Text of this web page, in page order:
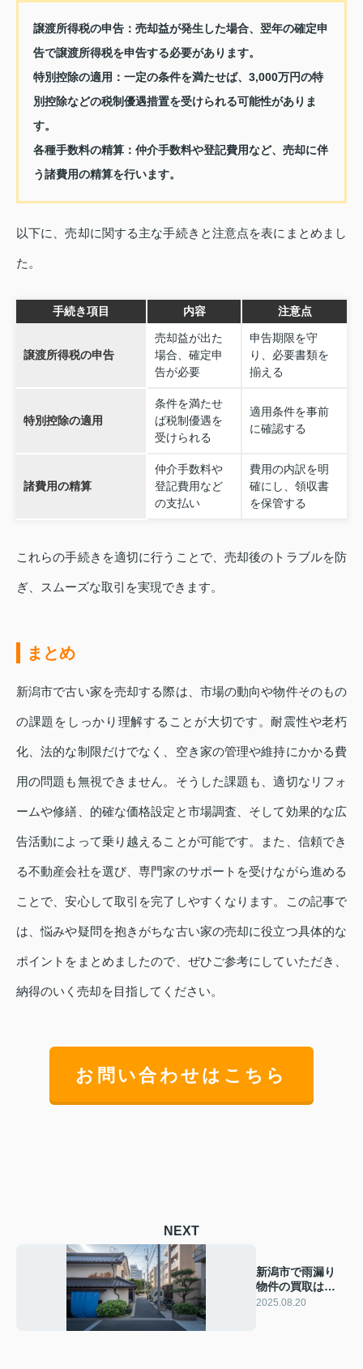
譲渡所得税の申告：売却益が発生した場合、翌年の確定申
告で譲渡所得税を申告する必要があります。
特別控除の適用 ：一定の条件を満たせば、3,000万円の特
別控除などの税制優遇措置を受けられる可能性がありま
す。
各種手数料の精算：仲介手数料や登記費用など、売却に伴
う諸費用の精算を行います。
以下に、売却に関する主な手続きと注意点を表にまとめまし
た。
手続き項目 内容 注意点
譲渡所得税の申告
売却益が出た
場合、確定申
告が必要
申告期限を守
り、必要書類を
揃える
特別控除の適用
条件を満たせ
ば税制優遇を
受けられる
適用条件を事前
に確認する
諸費用の精算
仲介手数料や
登記費用など
の支払い
費用の内訳を明
確にし、領収書
を保管する
これらの手続きを適切に行うことで、売却後のトラブルを防
ぎ、スムーズな取引を実現できます。
まとめ
新潟市で古い家を売却する際は、市場の動向や物件そのもの
の課題をしっかり理解することが大切です。耐震性や老朽
化、法的な制限だけでなく、空き家の管理や維持にかかる費
用の問題も無視できません。そうした課題も、適切なリフォ
ームや修繕、的確な価格設定と市場調査、そして効果的な広
告活動によって乗り越えることが可能です。また、信頼でき
る不動産会社を選び、専門家のサポートを受けながら進める
ことで、安心して取引を完了しやすくなります。この記事で
は、悩みや疑問を抱きがちな古い家の売却に役立つ具体的な
ポイントをまとめましたので、ぜひご参考にしていただき、
納得のいく売却を目指してください。
お問い合わせはこちら
NEXT
新潟市で雨漏り
物件の買取は可
能？査定や売却
2025.08.20